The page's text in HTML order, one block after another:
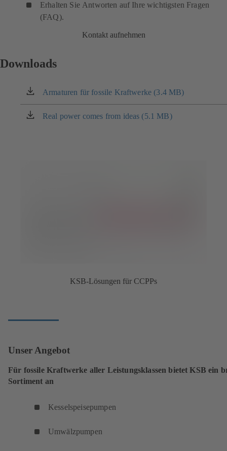
Erhalten Sie Antworten auf Ihre wichtigsten Fragen
(FAQ).
Kontakt aufnehmen
Downloads
Armaturen für fossile Kraftwerke (3.4 MB)
(öffnet
in
einem
Real power comes from ideas (5.1 MB)
(öffnet
KSB-Lösungen für CCPPs
Unser Angebot
Für fossile Kraftwerke aller Leistungsklassen bietet KSB ein
Sortiment an
Kesselspeisepumpen
Umwälzpumpen